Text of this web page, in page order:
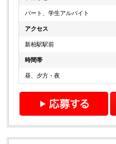
パート、学生アルバイト
アクセス
新柏駅駅前
時間帯
昼、夕方・夜